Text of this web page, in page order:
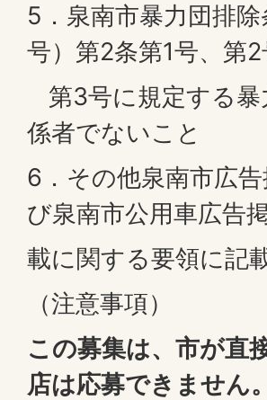
5．泉南市暴力団排
号）第2条第1号、第
第3号に規定する暴
係者でないこと
6．その他泉南市広
び泉南市公用車広告
載に関する要領に記
（注意事項）
この募集は、市が直
店は応募できません。